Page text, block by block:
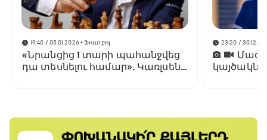
19:40 / 05.01.2026• Ֆուտբոլ
«Նրանցից 1 տարի պահանջվեց
դա տեսնելու համար». Կառլսենը
23:20 /